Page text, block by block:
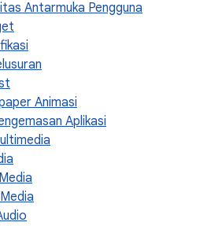
Antarmuka Pengguna
Animasi
Aplikasi